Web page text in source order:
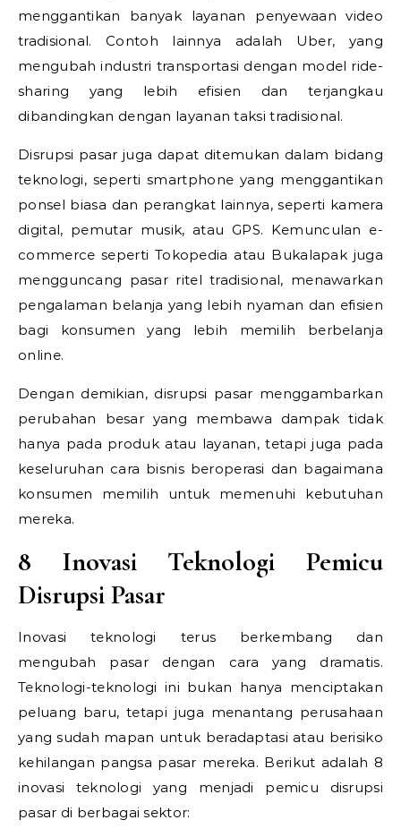
menggantikan banyak layanan penyewaan video
tradisional. Contoh lainnya adalah Uber, yang
mengubah industri transportasi dengan model ride-
sharing yang lebih efisien dan terjangkau
dibandingkan dengan layanan taksi tradisional.
Disrupsi pasar juga dapat ditemukan dalam bidang
teknologi, seperti smartphone yang menggantikan
ponsel biasa dan perangkat lainnya, seperti kamera
digital, pemutar musik, atau GPS. Kemunculan e-
commerce seperti Tokopedia atau Bukalapak juga
mengguncang pasar ritel tradisional, menawarkan
pengalaman belanja yang lebih nyaman dan efisien
bagi konsumen yang lebih memilih berbelanja
online.
Dengan demikian, disrupsi pasar menggambarkan
perubahan besar yang membawa dampak tidak
hanya pada produk atau layanan, tetapi juga pada
keseluruhan cara bisnis beroperasi dan bagaimana
konsumen memilih untuk memenuhi kebutuhan
mereka.
8 Inovasi Teknologi Pemicu
Disrupsi Pasar
Inovasi teknologi terus berkembang dan
mengubah pasar dengan cara yang dramatis.
Teknologi-teknologi ini bukan hanya menciptakan
peluang baru, tetapi juga menantang perusahaan
yang sudah mapan untuk beradaptasi atau berisiko
kehilangan pangsa pasar mereka. Berikut adalah 8
inovasi teknologi yang menjadi pemicu disrupsi
pasar di berbagai sektor: